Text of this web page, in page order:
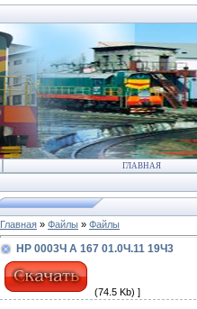
ГЛАВНАЯ
Главная » Файлы » Файлы
НР 0003Ч А 167 01.0Ч.11 19Ч3
(74.5 Kb) ]